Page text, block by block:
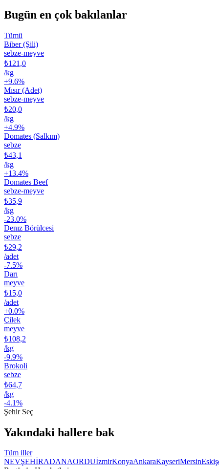
Bugün en çok bakılanlar
Tümü
Biber (Şili)
sebze-meyve
₺121,0
/kg
+9.6%
Mısır (Adet)
sebze-meyve
₺20,0
/kg
+4.9%
Domates (Salkım)
sebze
₺43,1
/kg
+13.4%
Domates Beef
sebze-meyve
₺35,9
/kg
-23.0%
Denız Börülcesi
sebze
₺29,2
/adet
-7.5%
Darı
meyve
₺15,0
/adet
+0.0%
Çilek
meyve
₺108,2
/kg
-9.9%
Brokoli
sebze
₺64,7
/kg
-4.1%
Şehir Seç
Yakındaki hallere bak
Tüm iller
NEVŞEHİRADANAORDUİzmirKonyaAnkaraKayseriMersin